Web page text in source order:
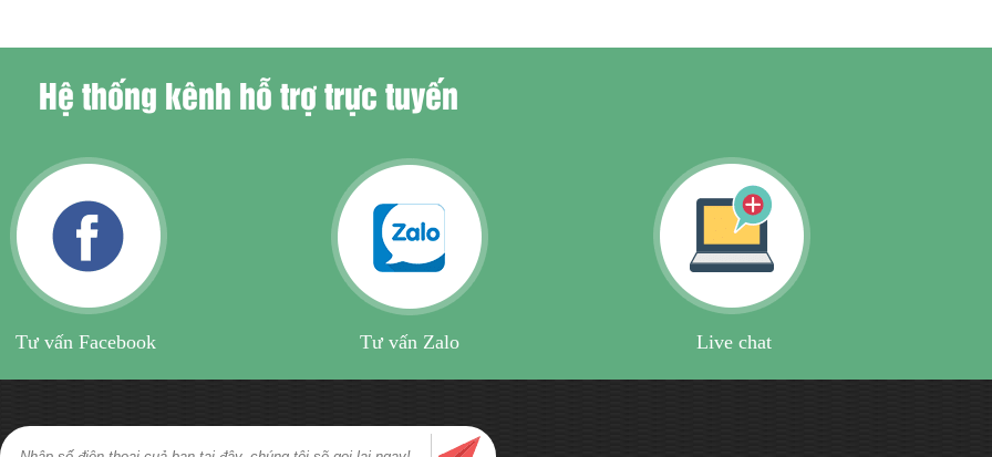
Hệ thống kênh hỗ trợ trực tuyến
Tư vấn Facebook Tư vấn Zalo Live chat